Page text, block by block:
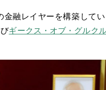
融レイヤーを構築して
ギークス・オブ・グルク